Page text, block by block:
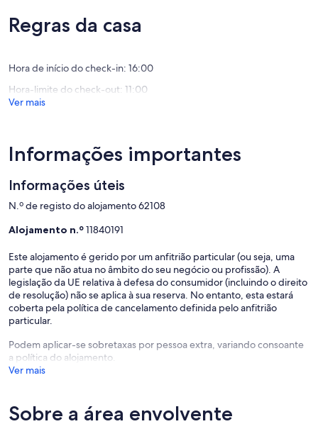
um
máximo
Excecional,
avaliações)
Regras da casa
Hora de início do check-in: 16:00
Hora-limite do check-out: 11:00
Ver mais
Informações importantes
Informações úteis
N.º de registo do alojamento 62108
Alojamento n.º11840191
Este alojamento é gerido por um anfitrião particular (ou seja, uma
parte que não atua no âmbito do seu negócio ou profissão). A
legislação da UE relativa à defesa do consumidor (incluindo o direito
de resolução) não se aplica à sua reserva. No entanto, esta estará
coberta pela política de cancelamento definida pelo anfitrião
particular.
Podem aplicar-se sobretaxas por pessoa extra, variando consoante
a política do alojamento.
Ver mais
Sobre a área envolvente